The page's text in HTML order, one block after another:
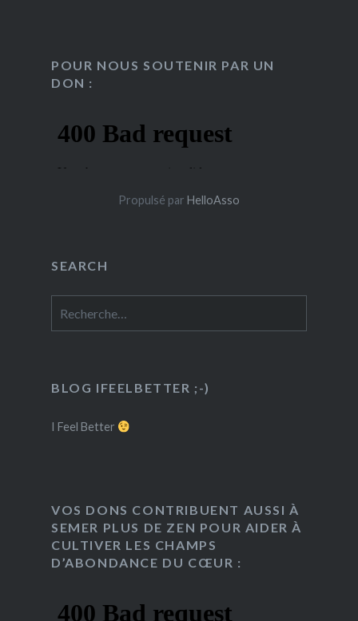
POUR NOUS SOUTENIR PAR UN
DON :
Propulsé par HelloAsso
SEARCH
BLOG IFEELBETTER ;-)
I Feel Better
VOS DONS CONTRIBUENT AUSSI À
SEMER PLUS DE ZEN POUR AIDER À
CULTIVER LES CHAMPS
D’ABONDANCE DU CŒUR :